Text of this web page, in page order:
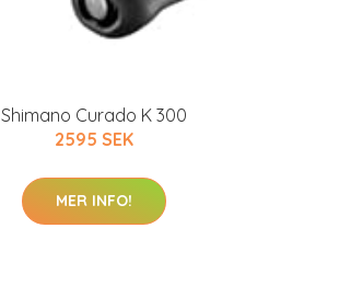
Shimano Curado K 300
2595 SEK
MER INFO!